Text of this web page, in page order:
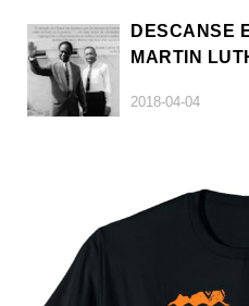
DESCANSE
MARTIN
2018-04-04